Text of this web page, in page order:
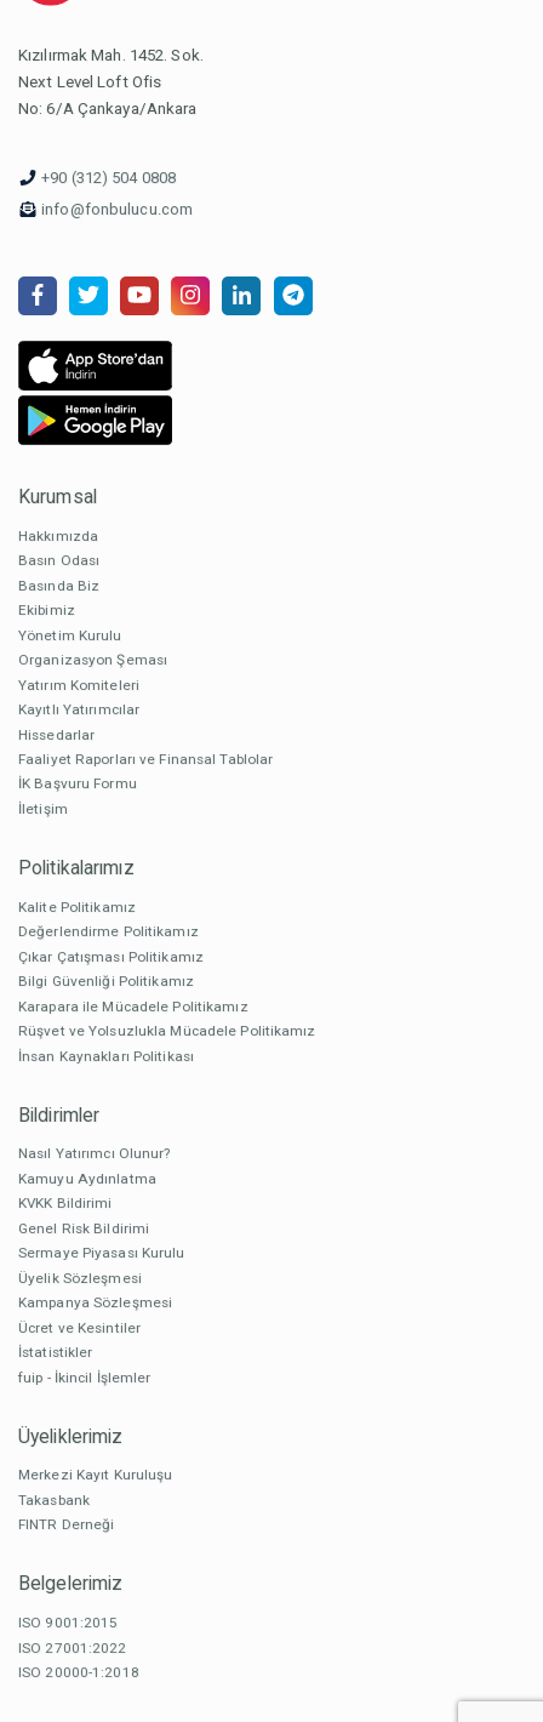
Kızılırmak Mah. 1452. Sok.
Next Level Loft Ofis
No: 6/A Çankaya/Ankara
+90 (312) 504 0808
info@fonbulucu.com
Kurumsal
Hakkımızda
Basın Odası
Basında Biz
Ekibimiz
Yönetim Kurulu
Organizasyon Şeması
Yatırım Komiteleri
Kayıtlı Yatırımcılar
Hissedarlar
Faaliyet Raporları ve Finansal Tablolar
İK Başvuru Formu
İletişim
Politikalarımız
Kalite Politikamız
Değerlendirme Politikamız
Çıkar Çatışması Politikamız
Bilgi Güvenliği Politikamız
Karapara ile Mücadele Politikamız
Rüşvet ve Yolsuzlukla Mücadele Politikamız
İnsan Kaynakları Politikası
Bildirimler
Nasıl Yatırımcı Olunur?
Kamuyu Aydınlatma
KVKK Bildirimi
Genel Risk Bildirimi
Sermaye Piyasası Kurulu
Üyelik Sözleşmesi
Kampanya Sözleşmesi
Ücret ve Kesintiler
İstatistikler
fuip - İkincil İşlemler
Üyeliklerimiz
Merkezi Kayıt Kuruluşu
Takasbank
FINTR Derneği
Belgelerimiz
ISO 9001:2015
ISO 27001:2022
ISO 20000-1:2018